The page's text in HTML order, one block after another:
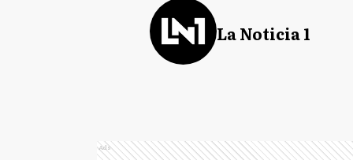
La Noticia 1
Ads